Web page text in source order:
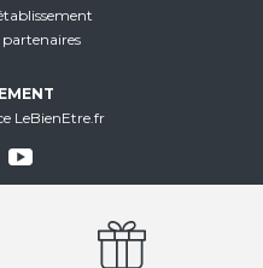
LeBienEtre.fr